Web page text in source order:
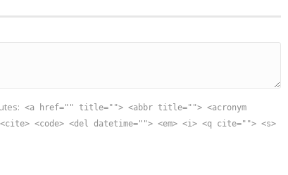
<a href="" title=""> <abbr title=""> <acronym
<code> <del datetime=""> <em> <i> <q cite=""> <s>